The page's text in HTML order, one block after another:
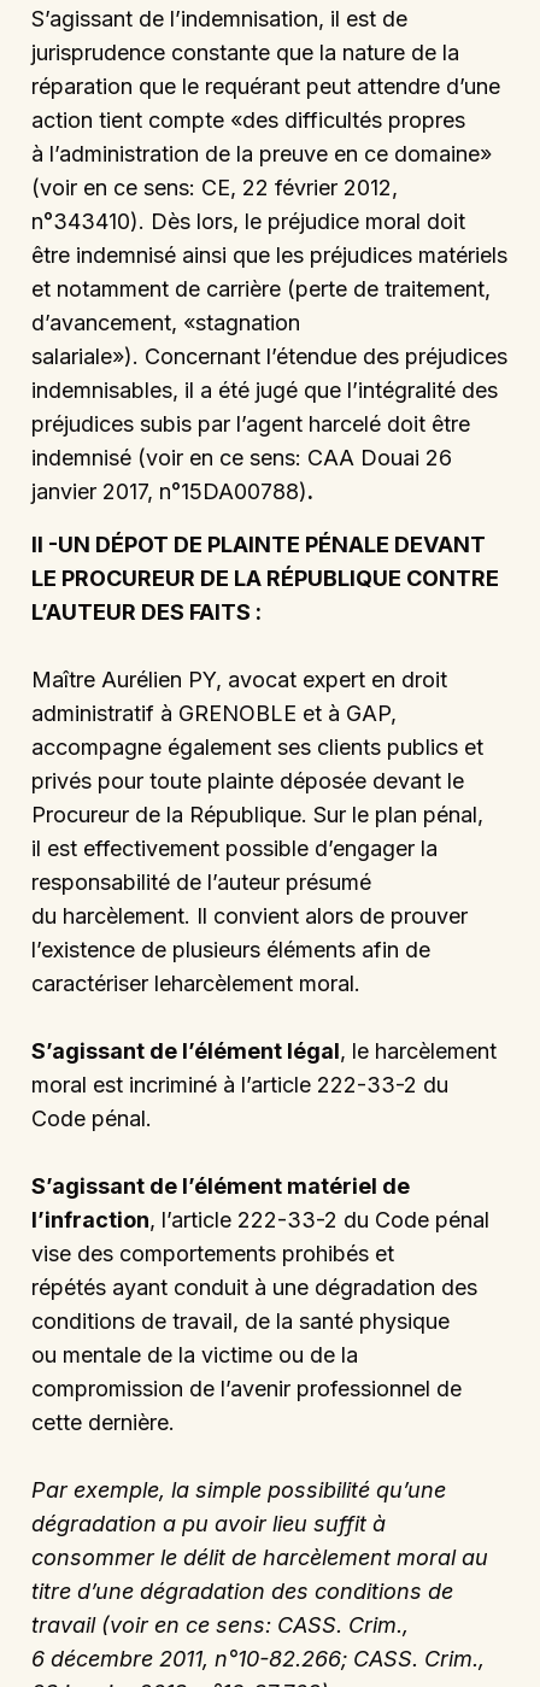
S’agissant de l’indemnisation, il est de
jurisprudence constante que la nature de la
réparation que le requérant peut attendre d’une
action tient compte «des difficultés propres
à l’administration de la preuve en ce domaine»
(voir en ce sens: CE, 22 février 2012,
n°343410). Dès lors, le préjudice moral doit
être indemnisé ainsi que les préjudices matériels
et notamment de carrière (perte de traitement,
d’avancement, «stagnation
salariale»). Concernant l’étendue des préjudices
indemnisables, il a été jugé que l’intégralité des
préjudices subis par l’agent harcelé doit être
indemnisé (voir en ce sens: CAA Douai 26
janvier 2017, n°15DA00788).
II -UN DÉPOT DE PLAINTE PÉNALE DEVANT
LE PROCUREUR DE LA RÉPUBLIQUE CONTRE
L’AUTEUR DES FAITS :
Maître Aurélien PY, avocat expert en droit
administratif à GRENOBLE et à GAP,
accompagne également ses clients publics et
privés pour toute plainte déposée devant le
Procureur de la République. Sur le plan pénal,
il est effectivement possible d’engager la
responsabilité de l’auteur présumé
du harcèlement. Il convient alors de prouver
l’existence de plusieurs éléments afin de
caractériser leharcèlement moral.
S’agissant de l’élément légal, le harcèlement
moral est incriminé à l’article 222-33-2 du
Code pénal.
S’agissant de l’élément matériel de
l’infraction, l’article 222-33-2 du Code pénal
vise des comportements prohibés et
répétés ayant conduit à une dégradation des
conditions de travail, de la santé physique
ou mentale de la victime ou de la
compromission de l’avenir professionnel de
cette dernière.
Par exemple, la simple possibilité qu’une
dégradation a pu avoir lieu suffit à
consommer le délit de harcèlement moral au
titre d’une dégradation des conditions de
travail (voir en ce sens: CASS. Crim.,
6 décembre 2011, n°10-82.266; CASS. Crim.,